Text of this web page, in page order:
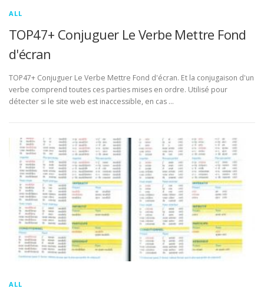
ALL
TOP47+ Conjuguer Le Verbe Mettre Fond
d'écran
TOP47+ Conjuguer Le Verbe Mettre Fond d'écran. Et la conjugaison d'un
verbe comprend toutes ces parties mises en ordre. Utilisé pour
détecter si le site web est inaccessible, en cas …
ALL